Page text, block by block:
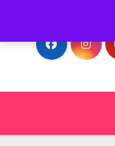
content